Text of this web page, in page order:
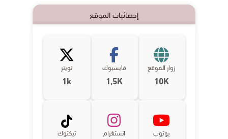
إحصائيات الموقع
زوار الموقع
10K
فايسبوك
1,5K
تويتر
1k
يوتوب انستغرام تيكتوك